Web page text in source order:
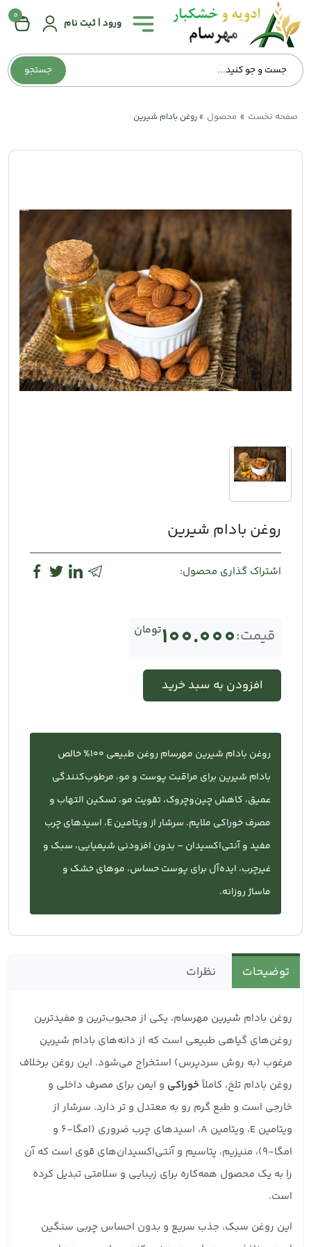
جستجو
ورود | ثبت نام
0
همه
دسته‌بندی‌ها
صفحه
اصلی
حساب
کاربری
صفحه نخست » محصول » روغن بادام شیرین
روغن بادام شیرین
اشتراک گذاری محصول:
قیمت: تومان100.000
افزودن به سبد خرید
روغن بادام شیرین مهرسام روغن طبیعی ۱۰۰% خالص
بادام شیرین برای مراقبت پوست و مو، مرطوب‌کنندگی
عمیق، کاهش چین‌وچروک، تقویت مو، تسکین التهاب و
مصرف خوراکی ملایم. سرشار از ویتامین E، اسیدهای چرب
مفید و آنتی‌اکسیدان – بدون افزودنی شیمیایی، سبک و
غیرچرب، ایده‌آل برای پوست حساس، موهای خشک و
ماساژ روزانه.
توضیحات نظرات
روغن بادام شیرین مهرسام، یکی از محبوب‌ترین و مفیدترین
روغن‌های گیاهی طبیعی است که از دانه‌های بادام شیرین
مرغوب (به روش سردپرس) استخراج می‌شود. این روغن برخلاف
روغن بادام تلخ، کاملاًخوراکی و ایمن برای مصرف داخلی و
خارجی است و طبع گرم رو به معتدل و تر دارد. سرشار از
ویتامین E، ویتامین A، اسیدهای چرب ضروری (امگا-۶ و
امگا-۹)، منیزیم، پتاسیم و آنتی‌اکسیدان‌های قوی است که آن
را به یک محصول همه‌کاره برای زیبایی و سلامتی تبدیل کرده
است.
این روغن سبک، جذب سریع و بدون احساس چربی سنگین